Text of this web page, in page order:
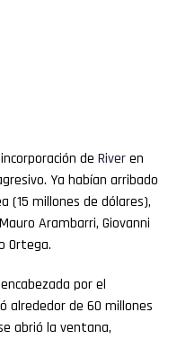
de Riveren
Ya habían arribado
(15 millones de dólares),
Arambarri, Giovanni
Ortega.
por el
alrededor de 60 millones
abrió la ventana,